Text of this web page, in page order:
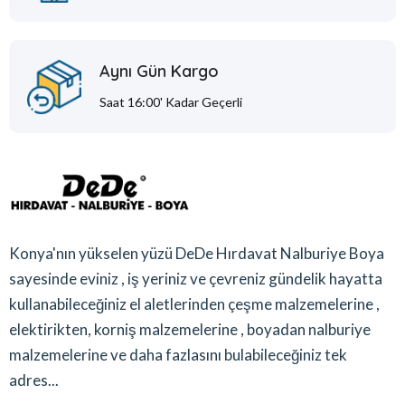
Aynı Gün Kargo
Saat 16:00' Kadar Geçerli
Konya'nın yükselen yüzü DeDe Hırdavat Nalburiye Boya
sayesinde eviniz , iş yeriniz ve çevreniz gündelik hayatta
kullanabileceğiniz el aletlerinden çeşme malzemelerine ,
elektirikten, korniş malzemelerine , boyadan nalburiye
malzemelerine ve daha fazlasını bulabileceğiniz tek
adres...